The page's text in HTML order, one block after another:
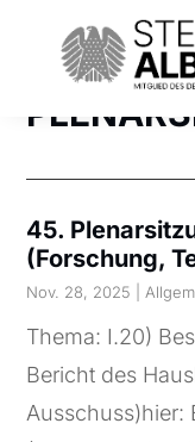
45.
(Forschung,
Nov. 28, 2025
Thema: I.20)
Bericht des
Ausschuss)hier: